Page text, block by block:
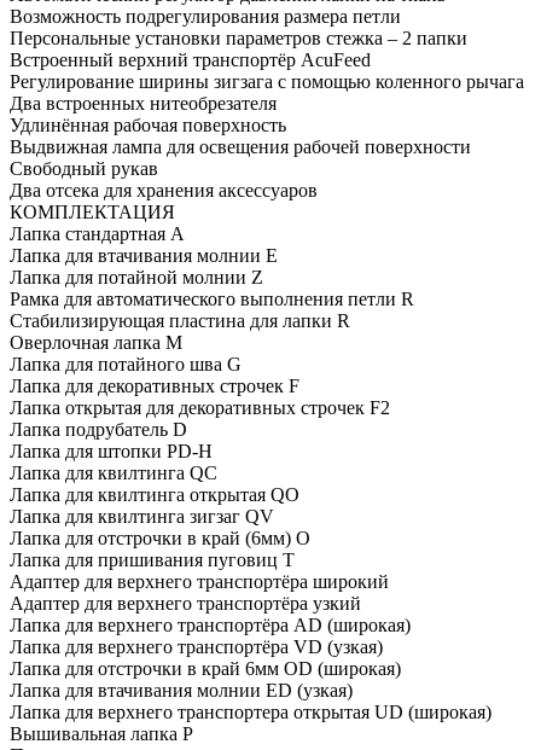
Возможность подрегулирования размера петли
Персональные установки параметров стежка – 2 папки
Встроенный верхний транспортёр AcuFeed
Регулирование ширины зигзага с помощью коленного рычага
Два встроенных нитеобрезателя
Удлинённая рабочая поверхность
Выдвижная лампа для освещения рабочей поверхности
Свободный рукав
Два отсека для хранения аксессуаров
КОМПЛЕКТАЦИЯ
Лапка стандартная A
Лапка для втачивания молнии Е
Лапка для потайной молнии Z
Рамка для автоматического выполнения петли R
Стабилизирующая пластина для лапки R
Оверлочная лапка M
Лапка для потайного шва G
Лапка для декоративных строчек F
Лапка открытая для декоративных строчек F2
Лапка подрубатель D
Лапка для штопки PD-H
Лапка для квилтинга QC
Лапка для квилтинга открытая QO
Лапка для квилтинга зигзаг QV
Лапка для отстрочки в край (6мм) O
Лапка для пришивания пуговиц T
Адаптер для верхнего транспортёра широкий
Адаптер для верхнего транспортёра узкий
Лапка для верхнего транспортёра AD (широкая)
Лапка для верхнего транспортёра VD (узкая)
Лапка для отстрочки в край 6мм OD (широкая)
Лапка для втачивания молнии ЕD (узкая)
Лапка для верхнего транспортера открытая UD (широкая)
Вышивальная лапка P